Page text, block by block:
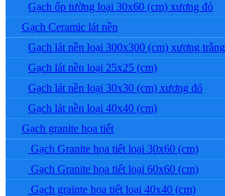
Gạch ốp tường loại 30x60 (cm) xương đỏ
Gạch Ceramic lát nền
Gạch lát nền loại 300x300 (cm) xương trắng
Gạch lát nền loại 25x25 (cm)
Gạch lát nền loại 30x30 (cm) xương đỏ
Gạch lát nền loại 40x40 (cm)
Gạch granite họa tiết
Gạch Granite họa tiết loại 30x60 (cm)
Gạch Granite họa tiết loại 60x60 (cm)
Gạch grainte họa tiết loại 40x40 (cm)